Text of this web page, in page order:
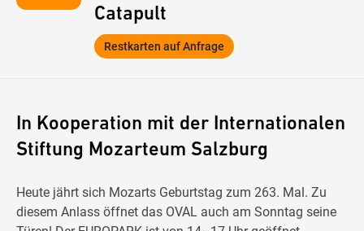
Catapult
Restkarten auf Anfrage
In Kooperation mit der Internationalen
Stiftung Mozarteum Salzburg
Heute jährt sich Mozarts Geburtstag zum 263. Mal. Zu
diesem Anlass öffnet das OVAL auch am Sonntag seine